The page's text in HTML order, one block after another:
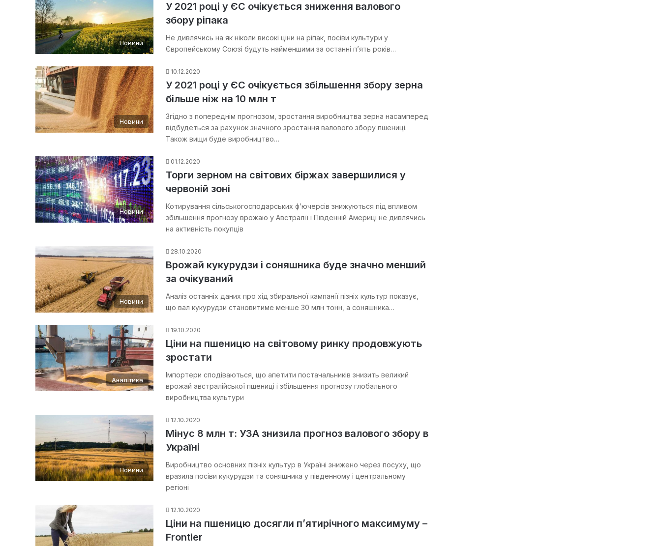
Новини
У 2021 році у ЄС очікується зниження валового
збору ріпака
Не дивлячись на як ніколи високі ціни на ріпак, посіви культури у
Європейському Союзі будуть найменшими за останні п’ять років…
Новини
10.12.2020
У 2021 році у ЄС очікується збільшення збору зерна
більше ніж на 10 млн т
Згідно з попереднім прогнозом, зростання виробництва зерна насамперед
відбудеться за рахунок значного зростання валового збору пшениці.
Також вищи буде виробництво…
Новини
01.12.2020
Торги зерном на світових біржах завершилися у
червоній зоні
Котирування сільськогосподарських ф’ючерсів знижуються під впливом
збільшення прогнозу врожаю у Австралії і Південній Америці не дивлячись
на активність покупців
Новини
28.10.2020
Врожай кукурудзи і соняшника буде значно менший
за очікуваний
Аналіз останніх даних про хід збиральної кампанії пізніх культур показує,
що вал кукурудзи становитиме менше 30 млн тонн, а соняшника…
Аналітика
19.10.2020
Ціни на пшеницю на світовому ринку продовжують
зростати
Імпортери сподіваються, що апетити постачальників знизить великий
врожай австралійської пшениці і збільшення прогнозу глобального
виробництва культури
Новини
12.10.2020
Мінус 8 млн т: УЗА знизила прогноз валового збору в
Україні
Виробництво основних пізніх культур в Україні знижено через посуху, що
вразила посіви кукурудзи та соняшника у південному і центральному
регіоні
12.10.2020
Ціни на пшеницю досягли п’ятирічного максимуму –
Frontier